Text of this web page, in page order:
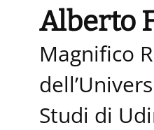
Alberto
Magnifico
Studi di